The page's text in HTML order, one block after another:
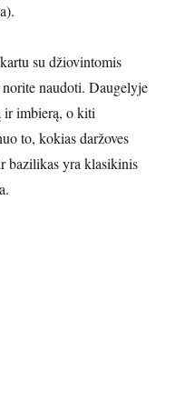
su džiovintomis
naudoti. Daugelyje
ir imbierą, o kiti
to, kokias daržoves
bazilikas yra klasikinis